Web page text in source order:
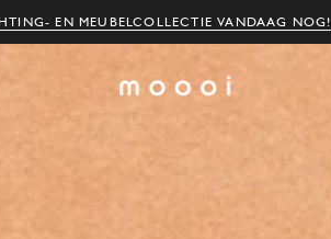
EN MEUBELCOLLECTIE VANDAAG NOG!